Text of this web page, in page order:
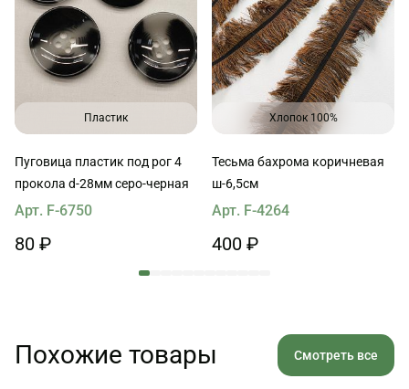
Пластик
Пуговица пластик под рог 4
прокола d-28мм серо-черная
Арт. F-6750
80 ₽
Хлопок 100%
Тесьма бахрома коричневая
ш-6,5см
Арт. F-4264
400 ₽
Похожие товары Смотреть все